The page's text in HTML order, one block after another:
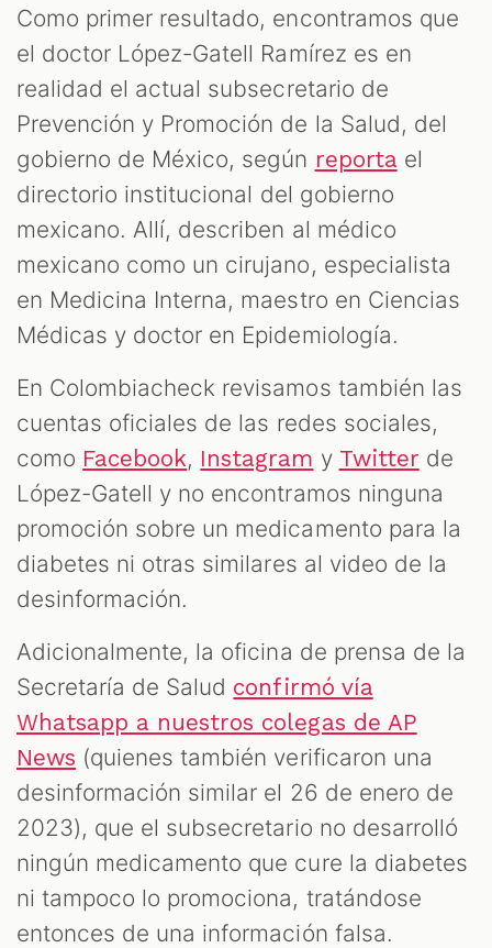
Como primer resultado, encontramos que
el doctor López-Gatell Ramírez es en
realidad el actual subsecretario de
Prevención y Promoción de la Salud, del
gobierno de México, según reportael
directorio institucional del gobierno
mexicano. Allí, describen al médico
mexicano como un cirujano, especialista
en Medicina Interna, maestro en Ciencias
Médicas y doctor en Epidemiología.
En Colombiacheck revisamos también las
cuentas oficiales de las redes sociales,
como Facebook, Instagram y Twitter de
López-Gatell y no encontramos ninguna
promoción sobre un medicamento para la
diabetes ni otras similares al video de la
desinformación.
Adicionalmente, la oficina de prensa de la
Secretaría de Salud confirmó vía
Whatsapp a nuestros colegas de AP
News (quienes también verificaron una
desinformación similar el 26 de enero de
2023), que el subsecretario no desarrolló
ningún medicamento que cure la diabetes
ni tampoco lo promociona, tratándose
entonces de una información falsa.